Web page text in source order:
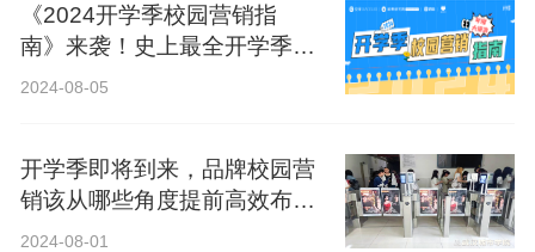
《2024开学季校园营销指
南》来袭！史上最全开学季营
销攻略！
2024-08-05
开学季即将到来，品牌校园营
销该从哪些角度提前高效布
局？
2024-08-01